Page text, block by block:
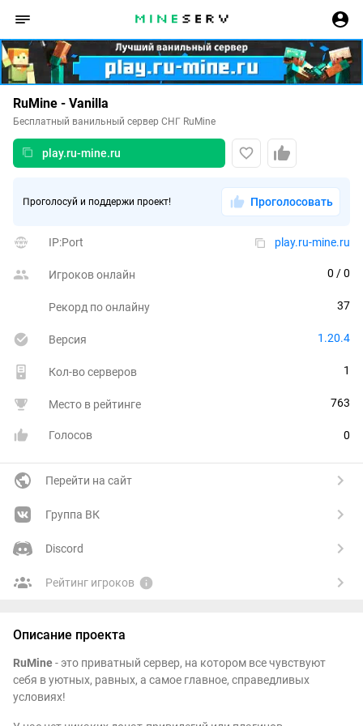
RuMine - Vanilla
Бесплатный ванильный сервер СНГ RuMine
play.ru-mine.ru
Проголосуй и поддержи проект! Проголосовать
IP:Port play.ru-mine.ru
Игроков онлайн 0 / 0
Рекорд по онлайну 37
Версия 1.20.4
Кол-во серверов 1
Место в рейтинге 763
Голосов 0
Перейти на сайт
Группа ВК
Discord
Рейтинг игроков
Описание проекта
RuMine- это приватный сервер, на котором все чувствуют
себя в уютных, равных, а самое главное, справедливых
условиях!